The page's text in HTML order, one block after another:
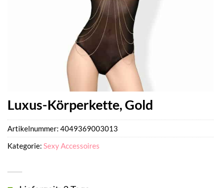
Luxus-Körperkette, Gold
Artikelnummer: 4049369003013
Kategorie: Sexy Accessoires